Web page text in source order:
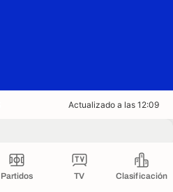
Partidos TV Clasificación
Actualizado a las 12:09